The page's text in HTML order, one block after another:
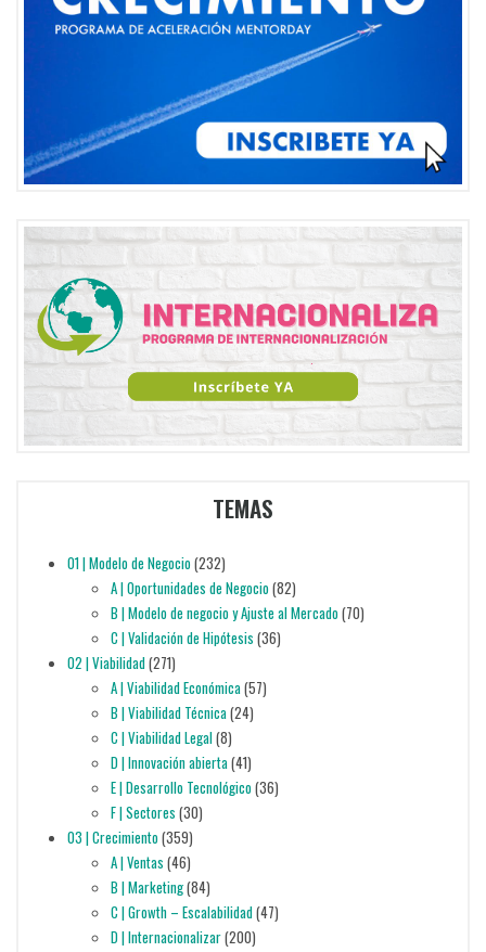
TEMAS
01 | Modelo de Negocio(232)
A | Oportunidades de Negocio(82)
B | Modelo de negocio y Ajuste al Mercado(70)
C | Validación de Hipótesis (36)
02 | Viabilidad(271)
A | Viabilidad Económica(57)
B | Viabilidad Técnica(24)
C | Viabilidad Legal(8)
D | Innovación abierta(41)
E | Desarrollo Tecnológico(36)
F | Sectores (30)
03 | Crecimiento(359)
A | Ventas (46)
B | Marketing(84)
C | Growth – Escalabilidad(47)
D | Internacionalizar(200)